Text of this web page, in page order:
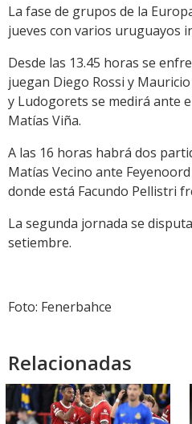
La fase de grupos de la
jueves con varios uruguayos
Desde las 13.45 horas se
juegan Diego Rossi y
y Ludogorets se medirá ante
Matías Viña.
A las 16 horas habrá dos
Matías Vecino ante
donde está Facundo Pellistri
La segunda jornada se
setiembre.
Foto: Fenerbahce
Relacionadas